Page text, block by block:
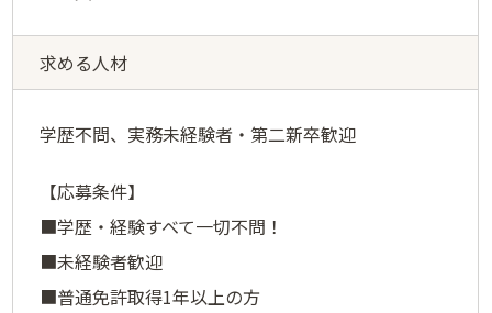
求める人材
学歴不問、実務未経験者・第二新卒歓迎
【応募条件】
■学歴・経験すべて一切不問！
■未経験者歓迎
■普通免許取得1年以上の方